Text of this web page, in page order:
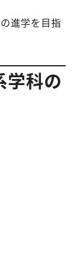
進学を目指
学科の